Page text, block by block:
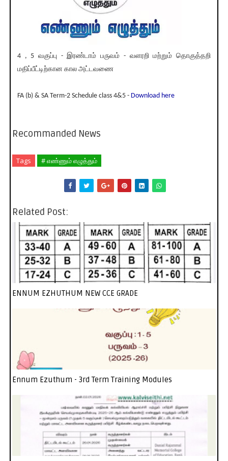
4 , 5 வகுப்பு - இரண்டாம் பருவம் - வளரறி மற்றும் தொகுத்தறி
மதிப்பீட்டிற்கான கால அட்டவணை
FA (b) & SA Term-2 Schedule class 4&5 - Download here
Recommanded News
Tags # எண்ணும் எழுத்தும்
Related Post:
ENNUM EZHUTHUM NEW CCE GRADE
Ennum Ezuthum - 3rd Term Training Modules